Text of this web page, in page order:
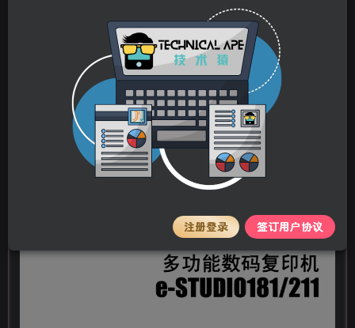
东芝 e-STUDIO 181 211 复印机中文维修手册
stalker
2年前更新
关注
0
注册登录 签订用户协议